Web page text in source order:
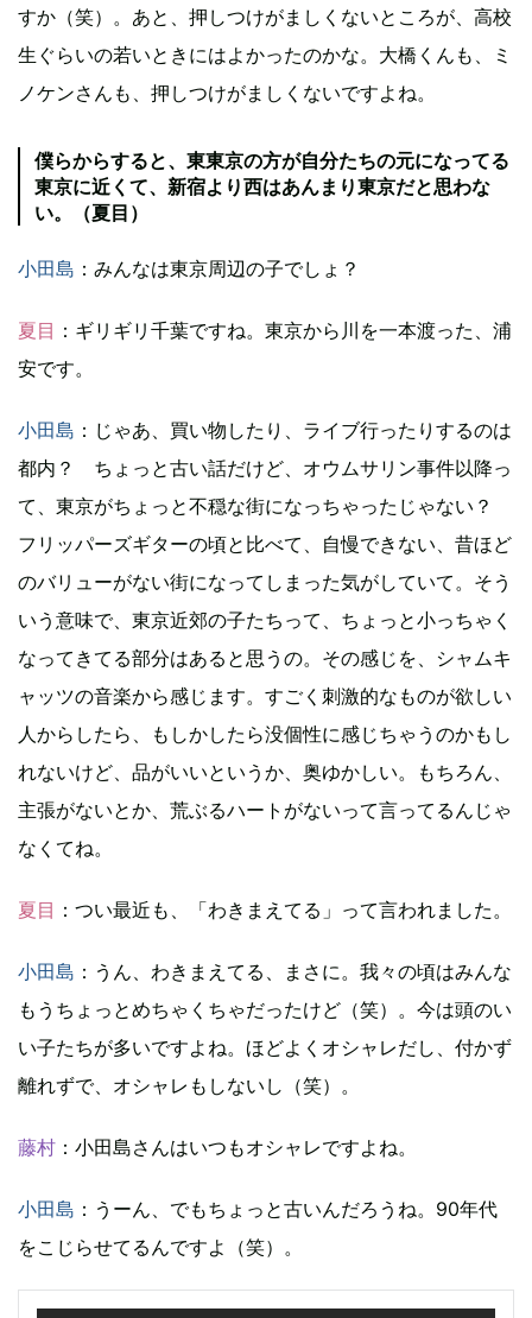
すか（笑）。あと、押しつけがましくないところが、高校
生ぐらいの若いときにはよかったのかな。大橋くんも、ミ
ノケンさんも、押しつけがましくないですよね。
僕らからすると、東東京の方が自分たちの元になってる
東京に近くて、新宿より西はあんまり東京だと思わな
い。（夏目）
小田島 ：みんなは東京周辺の子でしょ？
夏目 ：ギリギリ千葉ですね。東京から川を一本渡った、浦
安です。
小田島 ：じゃあ、買い物したり、ライブ行ったりするのは
都内？ ちょっと古い話だけど、オウムサリン事件以降っ
て、東京がちょっと不穏な街になっちゃったじゃない？
フリッパーズギターの頃と比べて、自慢できない、昔ほど
のバリューがない街になってしまった気がしていて。そう
いう意味で、東京近郊の子たちって、ちょっと小っちゃく
なってきてる部分はあると思うの。その感じを、シャムキ
ャッツの音楽から感じます。すごく刺激的なものが欲しい
人からしたら、もしかしたら没個性に感じちゃうのかもし
れないけど、品がいいというか、奥ゆかしい。もちろん、
主張がないとか、荒ぶるハートがないって言ってるんじゃ
なくてね。
夏目 ：つい最近も、「わきまえてる」って言われました。
小田島 ：うん、わきまえてる、まさに。我々の頃はみんな
もうちょっとめちゃくちゃだったけど（笑）。今は頭のい
い子たちが多いですよね。ほどよくオシャレだし、付かず
離れずで、オシャレもしないし（笑）。
藤村 ：小田島さんはいつもオシャレですよね。
小田島 ：うーん、でもちょっと古いんだろうね。90年代
をこじらせてるんですよ（笑）。